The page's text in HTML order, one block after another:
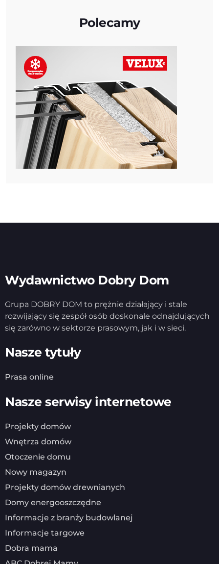
Polecamy
Wydawnictwo Dobry Dom
Grupa DOBRY DOM to prężnie działający i stale
rozwijający się zespół osób doskonale odnajdujących
się zarówno w sektorze prasowym, jak i w sieci.
Nasze tytuły
Prasa online
Nasze serwisy internetowe
Projekty domów
Wnętrza domów
Otoczenie domu
Nowy magazyn
Projekty domów drewnianych
Domy energooszczędne
Informacje z branży budowlanej
Informacje targowe
Dobra mama